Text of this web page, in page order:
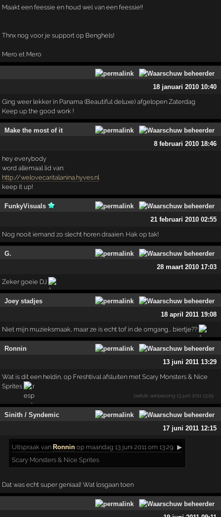
Maakt een feessie en houd wel van een feessie!!
Thnx nog voor je support op Benghels!
Mero et Mero
18 januari 2010 10:40
Ging weer lekker in Panama (Beautiful deluxe) afgelopen Zaterdag
Keep up the good work !
Make the most of it
8 februari 2010 18:46
hey everybody
word allemaal lid van:
http://welovecaritalanina.hyves.nl
keep it up!
FunkyVisuals
21 februari 2010 02:55
Nog nooit iemand zo slecht horen draaien. Hak op tak!
G.
28 maart 2010 17:03
Zeker goeie DJ
Joey stadjes
18 april 2011 19:08
Niet mijn muzieksmaak, maar ze is echt tof in de omgang... biertje??
Ronnin
13 juni 2011 13:29
Wat is dit een heldin, op Freshtival afsluiten met Scary Monsters & Nice
Sprites
laatste aanpassing13 juni 2011 13:29
Sinith / Syndemic
17 juni 2011 12:15
Uitspraak vanRonnin op maandag 13 juni 2011 om 13:29: ▶
Scary Monsters & Nice Sprites
Dat was echt super geniaal! Wat losgaan toen